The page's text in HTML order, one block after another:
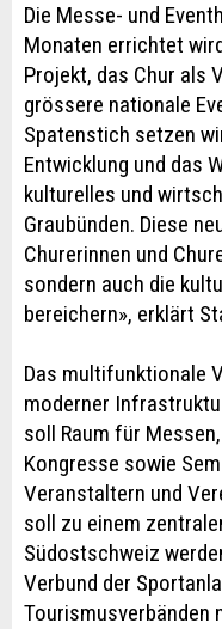
Die Messe- und
Monaten errichtet
Projekt, das Chur als
grössere nationale
Spatenstich setzen
Entwicklung und das
kulturelles und
Graubünden. Diese
Churerinnen und
sondern auch die
bereichern», erklärt
Das multifunktionale
moderner
soll Raum für
Kongresse sowie
Veranstaltern und
soll zu einem
Südostschweiz
Verbund der
Tourismusverbänden